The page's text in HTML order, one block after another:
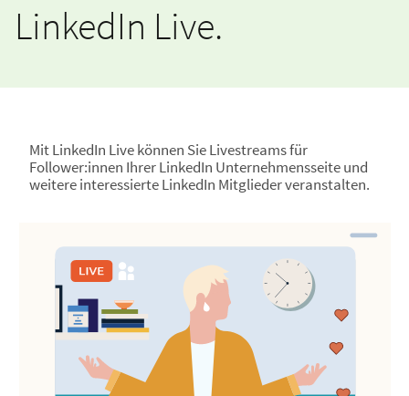
LinkedIn Live.
Mit LinkedIn Live können Sie Livestreams für
Follower:innen Ihrer LinkedIn Unternehmensseite und
weitere interessierte LinkedIn Mitglieder veranstalten.